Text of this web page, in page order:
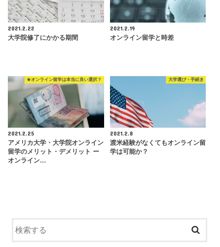
2021.2.22
大学院修了にかかる期間
2021.2.19
オンライン留学と時差
★オンライン留学は本当に良い選択？
2021.2.25
アメリカ大学・大学院オンライン
留学のメリット・デメリット ー
オンライン…
大学選び・手続き
2021.2.8
渡米経験がなくてもオンライン留
学は可能か？